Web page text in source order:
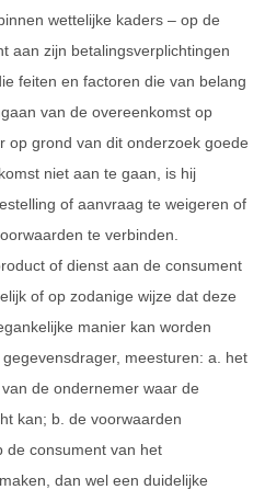
wettelijke kaders – op de
aan zijn betalingsverplichtingen
feiten en factoren die van belang
van de overeenkomst op
op grond van dit onderzoek goede
niet aan te gaan, is hij
of aanvraag te weigeren of
te verbinden.
of dienst aan de consument
of op zodanige wijze dat deze
manier kan worden
meesturen: a. het
de ondernemer waar de
kan; b. de voorwaarden
de consument van het
dan wel een duidelijke